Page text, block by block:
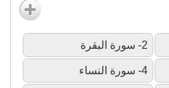
2- سورة البقرة
4- سورة النساء